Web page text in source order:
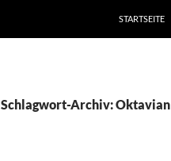
STARTSEITE
Schlagwort-Archiv: Oktavian